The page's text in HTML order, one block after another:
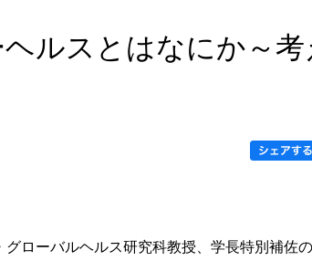
ヘルスとはなにか～考
ローバルヘルス研究科教授、学長特別補佐